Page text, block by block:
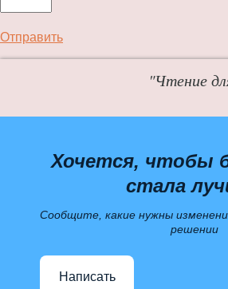
Отправить
"Чтение
Хочется, чтобы
стала
Сообщите, какие нужны
решении
Написать